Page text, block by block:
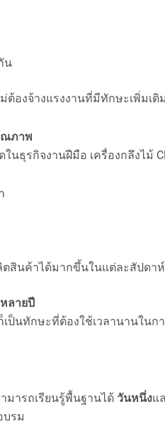
น
องจ้างแรงงานที่มีทักษะเพิ่มเติม
ณภาพ
นธุรกิจงานฝีมือ เครื่องกลึงไม้
นค้าได้มากขึ้นในแต่ละสัปดาห์
ลายปี
ป็นทักษะที่ต้องใช้เวลานานในก
มารถเรียนรู้พื้นฐานได้ วันหนึ่งแ
บรม